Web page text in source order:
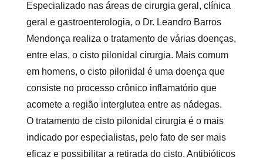
Especializado nas áreas de cirurgia geral, clínica
geral e gastroenterologia, o Dr. Leandro Barros
Mendonça realiza o tratamento de várias doenças,
entre elas, o cisto pilonidal cirurgia. Mais comum
em homens, o cisto pilonidal é uma doença que
consiste no processo crônico inflamatório que
acomete a região interglutea entre as nádegas.
O tratamento de cisto pilonidal cirurgia é o mais
indicado por especialistas, pelo fato de ser mais
eficaz e possibilitar a retirada do cisto. Antibióticos